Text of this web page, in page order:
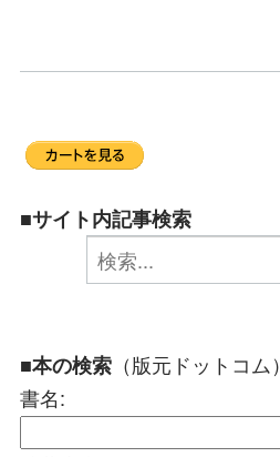
■サイト内記事検索
■本の検索 （版元ドットコム）
書名: